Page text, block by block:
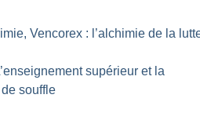
Vencorex : l’alchimie de la
supérieur et la
souffle